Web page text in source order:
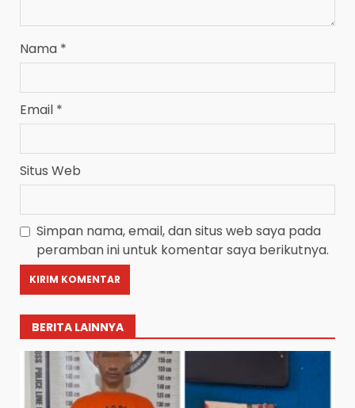
Nama *
Email *
Situs Web
Simpan nama, email, dan situs web saya pada
peramban ini untuk komentar saya berikutnya.
BERITA LAINNYA